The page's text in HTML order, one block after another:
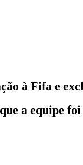
à Fifa e
a equipe